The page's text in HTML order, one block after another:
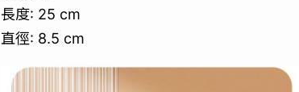
長度: 25 cm
直徑: 8.5 cm